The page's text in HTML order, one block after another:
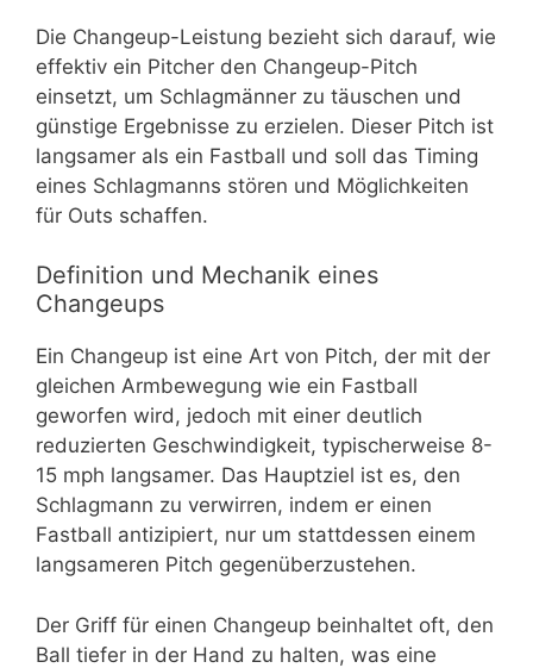
Die Changeup-Leistung bezieht sich darauf, wie
effektiv ein Pitcher den Changeup-Pitch
einsetzt, um Schlagmänner zu täuschen und
günstige Ergebnisse zu erzielen. Dieser Pitch ist
langsamer als ein Fastball und soll das Timing
eines Schlagmanns stören und Möglichkeiten
für Outs schaffen.
Definition und Mechanik eines
Changeups
Ein Changeup ist eine Art von Pitch, der mit der
gleichen Armbewegung wie ein Fastball
geworfen wird, jedoch mit einer deutlich
reduzierten Geschwindigkeit, typischerweise 8-
15 mph langsamer. Das Hauptziel ist es, den
Schlagmann zu verwirren, indem er einen
Fastball antizipiert, nur um stattdessen einem
langsameren Pitch gegenüberzustehen.
Der Griff für einen Changeup beinhaltet oft, den
Ball tiefer in der Hand zu halten, was eine